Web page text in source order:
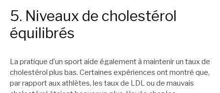
5. Niveaux de cholestérol
équilibrés
La pratique d’un sport aide également à maintenir un taux de
cholestérol plus bas. Certaines expériences ont montré que,
par rapport aux athlètes, les taux de LDL ou de mauvais